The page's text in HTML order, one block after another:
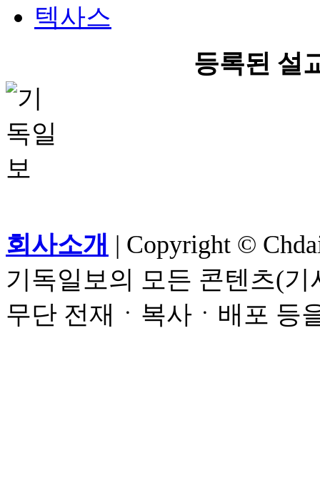
텍사스
등록된 설
회사소개 | Copyright ©
기독일보의 모든 콘텐츠(
무단 전재ㆍ복사ㆍ배포 등